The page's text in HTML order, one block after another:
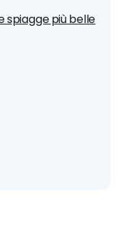
spiagge più belle